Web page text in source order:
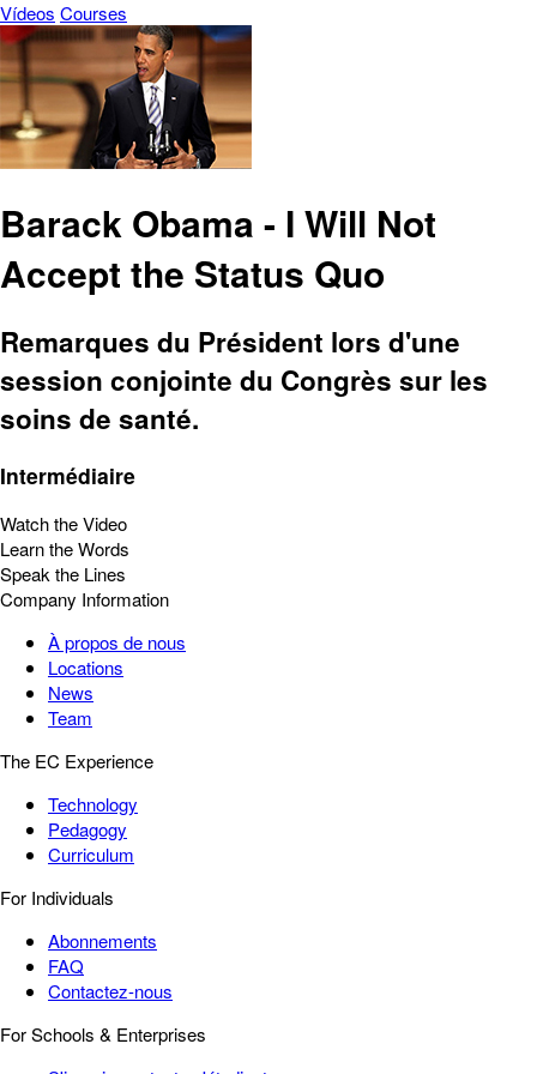
Vídeos Courses
Barack Obama - I Will Not
Accept the Status Quo
Remarques du Président lors d'une
session conjointe du Congrès sur les
soins de santé.
Intermédiaire
Watch the Video
Learn the Words
Speak the Lines
Company Information
À propos de nous
Locations
News
Team
The EC Experience
Technology
Pedagogy
Curriculum
For Individuals
Abonnements
FAQ
Contactez-nous
For Schools & Enterprises